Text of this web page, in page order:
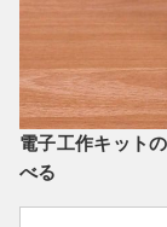
電子工作キット
べる